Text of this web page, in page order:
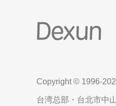
Copyright © 1996-
台湾总部・台北市中